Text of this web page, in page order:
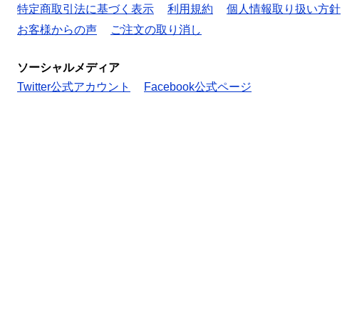
特定商取引法に基づく表示
利用規約 個人情報取り扱い方針
お客様からの声
ご注文の取り消し
ソーシャルメディア
Twitter公式アカウント
Facebook公式ページ